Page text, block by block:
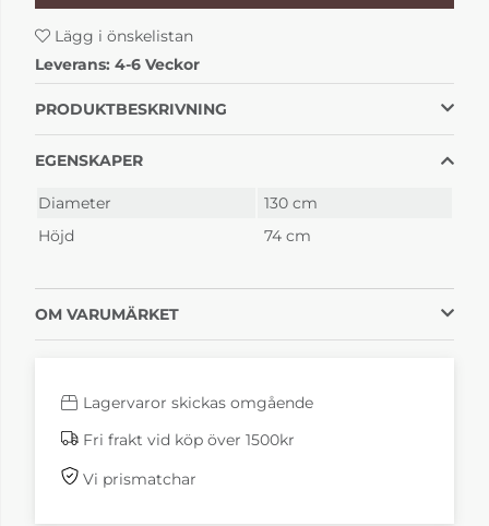
28 971 kr
4-6 Veckor
Svart
nanolaminat/valnöt
30 861 kr
ek
26 271 kr
Lägg i önskelistan
Leverans: 4-6 Veckor
PRODUKTBESKRIVNING
EGENSKAPER
Diameter
130 cm
Höjd
74 cm
OM VARUMÄRKET
Lagervaror skickas omgående
Fri frakt vid köp över 1500kr
Vi prismatchar